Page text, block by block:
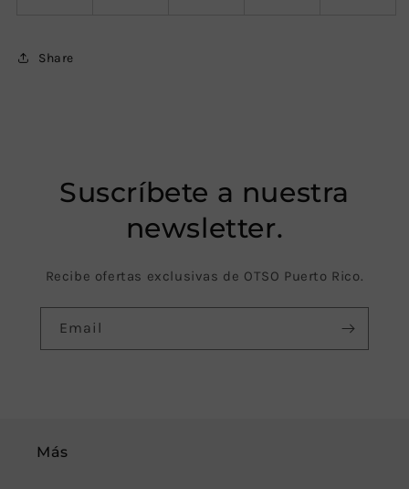
Share
Suscríbete a nuestra
newsletter.
Recibe ofertas exclusivas de OTSO Puerto Rico.
Email
Más